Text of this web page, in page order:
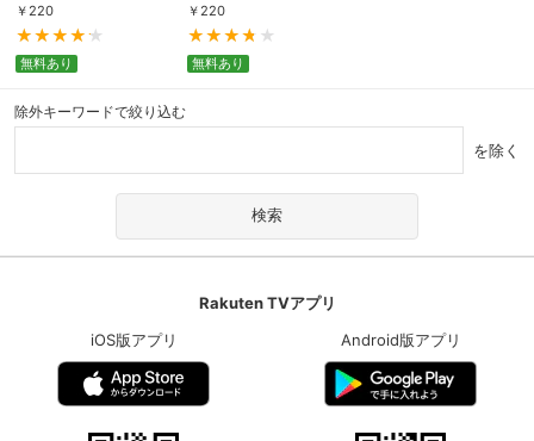
￥ 220
無料あり
￥ 220
無料あり
除外キーワードで絞り込む
を除く
Rakuten TVアプリ
iOS版アプリ
Android版アプリ